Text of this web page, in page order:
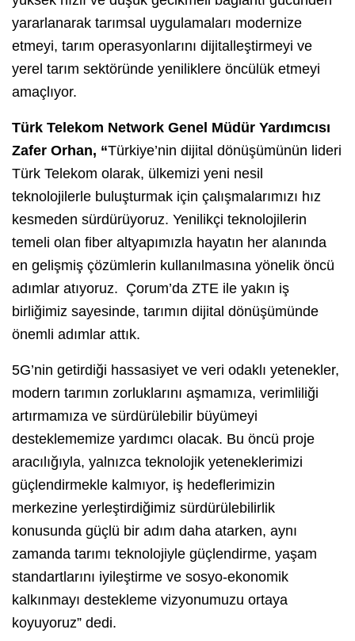
yararlanarak tarımsal uygulamaları modernize
etmeyi, tarım operasyonlarını dijitalleştirmeyi ve
yerel tarım sektöründe yeniliklere öncülük etmeyi
amaçlıyor.
Türk Telekom Network Genel Müdür Yardımcısı
Zafer Orhan, “Türkiye’nin dijital dönüşümünün lideri
Türk Telekom olarak, ülkemizi yeni nesil
teknolojilerle buluşturmak için çalışmalarımızı hız
kesmeden sürdürüyoruz. Yenilikçi teknolojilerin
temeli olan fiber altyapımızla hayatın her alanında
en gelişmiş çözümlerin kullanılmasına yönelik öncü
adımlar atıyoruz. Çorum’da ZTE ile yakın iş
birliğimiz sayesinde, tarımın dijital dönüşümünde
önemli adımlar attık.
5G’nin getirdiği hassasiyet ve veri odaklı yetenekler,
modern tarımın zorluklarını aşmamıza, verimliliği
artırmamıza ve sürdürülebilir büyümeyi
desteklememize yardımcı olacak. Bu öncü proje
aracılığıyla, yalnızca teknolojik yeteneklerimizi
güçlendirmekle kalmıyor, iş hedeflerimizin
merkezine yerleştirdiğimiz sürdürülebilirlik
konusunda güçlü bir adım daha atarken, aynı
zamanda tarımı teknolojiyle güçlendirme, yaşam
standartlarını iyileştirme ve sosyo-ekonomik
kalkınmayı destekleme vizyonumuzu ortaya
koyuyoruz” dedi.